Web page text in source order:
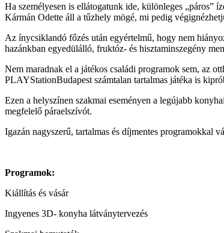
Ha személyesen is ellátogatunk ide, különleges „páros”
Kármán Odette áll a tűzhely mögé, mi pedig
Az ínycsiklandó főzés után egyértelmű, hogy nem
hazánkban egyedülálló, fruktóz- és hisztaminszegény
Nem maradnak el a játékos családi programok sem, az
PLAYStationBudapest számtalan tartalmas játéka is
Ezen a helyszínen szakmai eseményen a legújabb
megfelelő páraelszívót.
Igazán nagyszerű, tartalmas és díjmentes programokkal
Programok:
Kiállítás és vásár
Ingyenes 3D- konyha látványtervezés